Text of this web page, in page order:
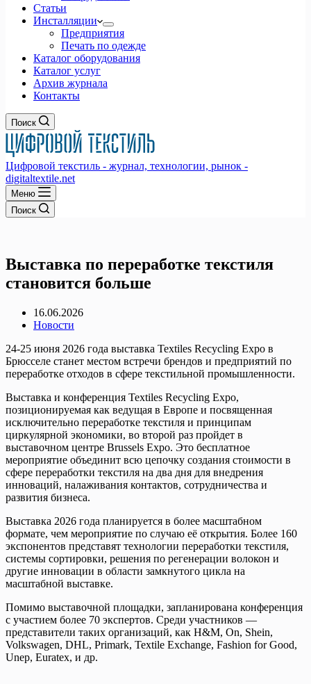
Статьи
Инсталляции
Предприятия
Печать по одежде
Каталог оборудования
Каталог услуг
Архив журнала
Контакты
Поиск
Цифровой текстиль - журнал, технологии, рынок -
digitaltextile.net
Меню
Поиск
Выставка по переработке текстиля
становится больше
16.06.2026
Новости
24-25 июня 2026 года выставка Textiles Recycling Expo в
Брюсселе станет местом встречи брендов и предприятий по
переработке отходов в сфере текстильной промышленности.
Выставка и конференция Textiles Recycling Expo,
позиционируемая как ведущая в Европе и посвященная
исключительно переработке текстиля и принципам
циркулярной экономики, во второй раз пройдет в
выставочном центре Brussels Expo. Это бесплатное
мероприятие объединит всю цепочку создания стоимости в
сфере переработки текстиля на два дня для внедрения
инноваций, налаживания контактов, сотрудничества и
развития бизнеса.
Выставка 2026 года планируется в более масштабном
формате, чем мероприятие по случаю её открытия. Более 160
экспонентов представят технологии переработки текстиля,
системы сортировки, решения по регенерации волокон и
другие инновации в области замкнутого цикла на
масштабной выставке.
Помимо выставочной площадки, запланирована конференция
с участием более 70 экспертов. Среди участников —
представители таких организаций, как H&M, On, Shein,
Volkswagen, DHL, Primark, Textile Exchange, Fashion for Good,
Unep, Euratex, и др.